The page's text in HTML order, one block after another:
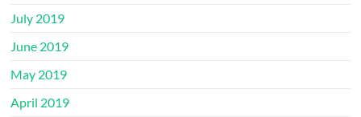
July 2019
June 2019
May 2019
April 2019